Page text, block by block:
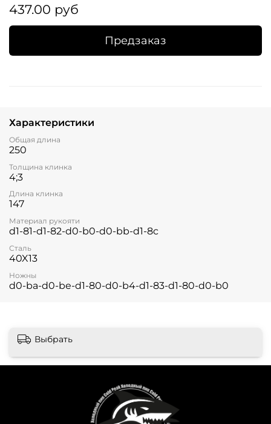
437.00 руб
Предзаказ
Характеристики
Общая длина
250
Толщина клинка
4;3
Длина клинка
147
Материал рукояти
d1-81-d1-82-d0-b0-d0-bb-d1-8c
Сталь
40X13
Ножны
d0-ba-d0-be-d1-80-d0-b4-d1-83-d1-80-d0-b0
Выбрать